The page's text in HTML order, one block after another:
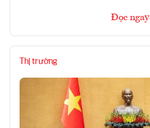
Đọc ngay
Thị trường